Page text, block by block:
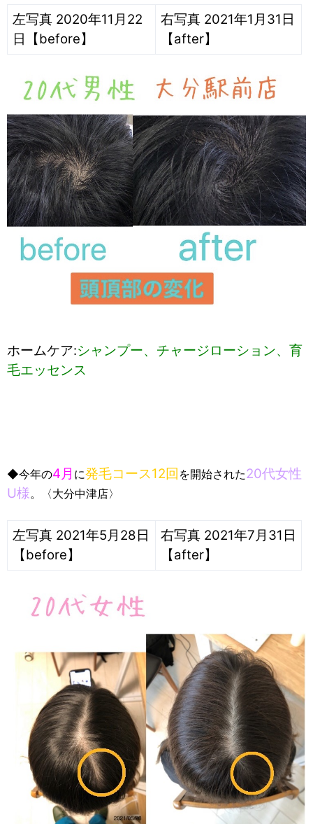
左写真 2020年11月22
日【before】
右写真 2021年1月31日
【after】
ホームケア:シャンプー、チャージローション、育
毛エッセンス
◆今年の4月 に発毛コース12回 を開始された20代女性
U様。〈大分中津店〉
左写真 2021年5月28日
【before】
右写真 2021年7月31日
【after】